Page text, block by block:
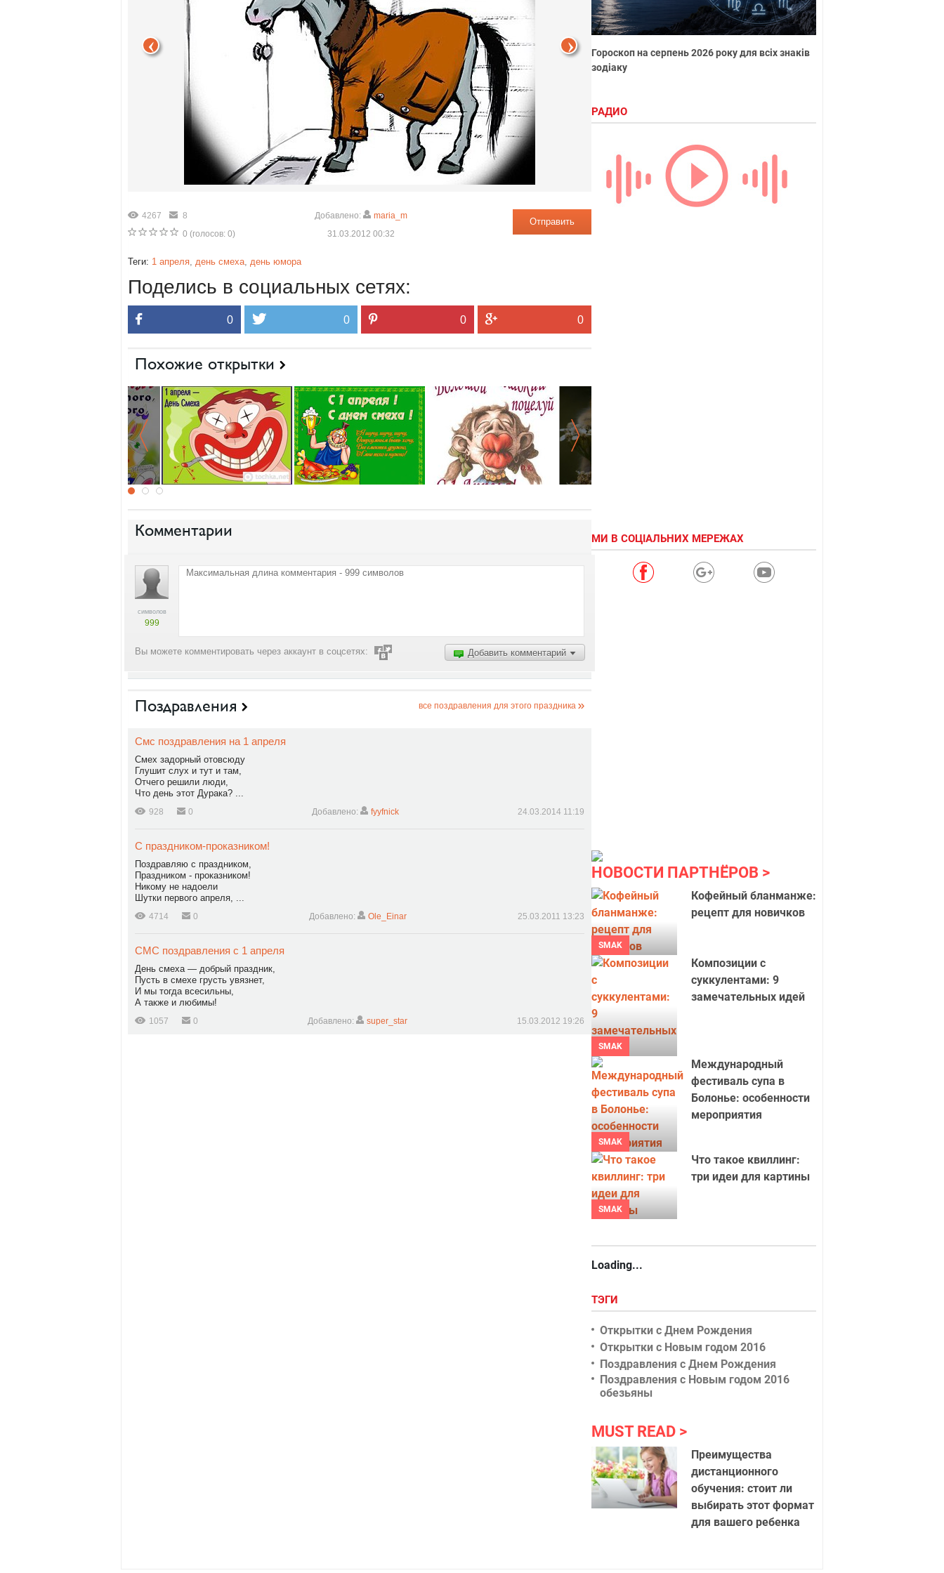
4267
8
0 (голосов: 0)
Отправить
Добавлено:
maria_m
31.03.2012 00:32
Теги: 1 апреля, день смеха, день юмора
Поделись в социальных сетях:
0 0 0 0
Похожие открытки
Комментарии
символов
999
Добавить комментарий
Вы можете комментировать через аккаунт в соцсетях:
Поздравления все поздравления для этого праздника
Смс поздравления на 1 апреля
Смех задорный отовсюду
Глушит слух и тут и там,
Отчего решили люди,
Что день этот Дурака? ...
928 0 Добавлено: fyyfnick 24.03.2014 11:19
С праздником-проказником!
Поздравляю с праздником,
Праздником - проказником!
Никому не надоели
Шутки первого апреля, ...
4714 0 Добавлено: Ole_Einar 25.03.2011 13:23
СМС поздравления с 1 апреля
День смеха — добрый праздник,
Пусть в смехе грусть увязнет,
И мы тогда всесильны,
А также и любимы!
1057 0 Добавлено: super_star 15.03.2012 19:26
Гороскоп на серпень 2026 року для всіх знаків
зодіаку
РАДИО
МИ В СОЦІАЛЬНИХ МЕРЕЖАХ
НОВОСТИ ПАРТНЁРОВ
SMAK
Кофейный бланманже:
рецепт для новичков
SMAK
Композиции с
суккулентами: 9
замечательных идей
SMAK
Международный
фестиваль супа в
Болонье: особенности
мероприятия
SMAK
Что такое квиллинг:
три идеи для картины
Loading...
ТЭГИ
Открытки с Днем Рождения
Открытки с Новым годом 2016
Поздравления с Днем Рождения
Поздравления с Новым годом 2016
обезьяны
MUST READ
Преимущества
дистанционного
обучения: стоит ли
выбирать этот формат
для вашего ребенка